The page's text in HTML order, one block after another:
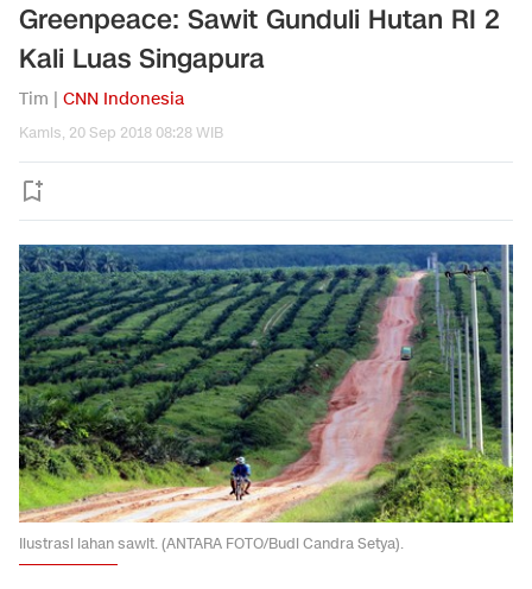
Greenpeace: Sawit Gunduli Hutan RI 2
Kali Luas Singapura
Tim | CNN Indonesia
Kamis, 20 Sep 2018 08:28 WIB
Ilustrasi lahan sawit. (ANTARA FOTO/Budi Candra Setya).